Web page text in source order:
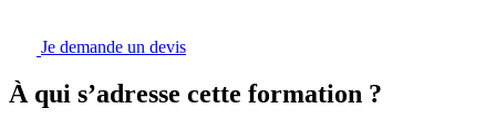
Je demande un devis
À qui s’adresse cette formation ?